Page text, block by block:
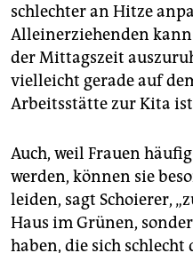
schlechter an Hitze
Alleinerziehenden
der Mittagszeit
vielleicht gerade auf
Arbeitsstätte zur Kita
Auch, weil Frauen
werden, können sie
leiden, sagt Schoierer,
Haus im Grünen,
haben, die sich schlecht